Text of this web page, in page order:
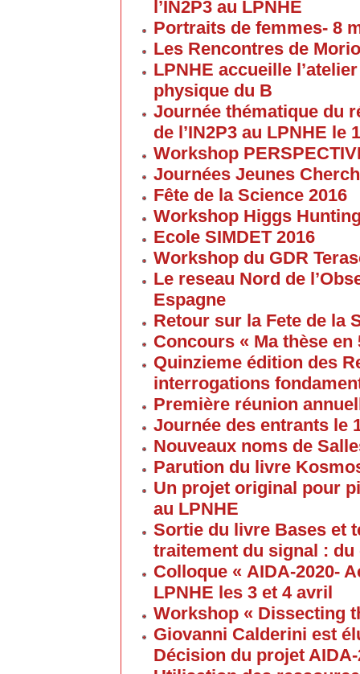
l’IN2P3 au LPNHE
Portraits de femmes- 8
Les Rencontres de
LPNHE accueille
physique du B
Journée thématique du
de l’IN2P3 au LPNHE le
Workshop
Journées Jeunes
Fête de la Science 2016
Workshop Higgs
Ecole SIMDET 2016
Workshop du GDR
Le reseau Nord de
Espagne
Retour sur la Fete de la
Concours « Ma thèse
Quinzieme édition des
interrogations
Première réunion
Journée des entrants le
Nouveaux noms de
Parution du livre
Un projet original pour
au LPNHE
Sortie du livre Bases et
traitement du signal :
Colloque « AIDA-2020-
LPNHE les 3 et 4 avril
Workshop « Dissecting
Giovanni Calderini est
Décision du projet AIDA-